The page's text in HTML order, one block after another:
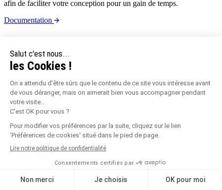
afin de faciliter votre conception pour un gain de temps.
Documentation
terrasse
Tout d’abord d’un point de vue esthétique,ce matériau
offre une grande variété de couleurs et de tailles, permettant
de personnaliser l’apparence de votre terrasse selon vos goûts
beiges… Le choix est vaste !
Comparée à d’autres types de terrasses, une terrasse en gravier
est également relativement
surtout avec l’utilisation de nos
qui possèdent un géotextile et un système d’accroche intégrés.
excellente infiltration des eaux pluviales
, réduisant ainsi les